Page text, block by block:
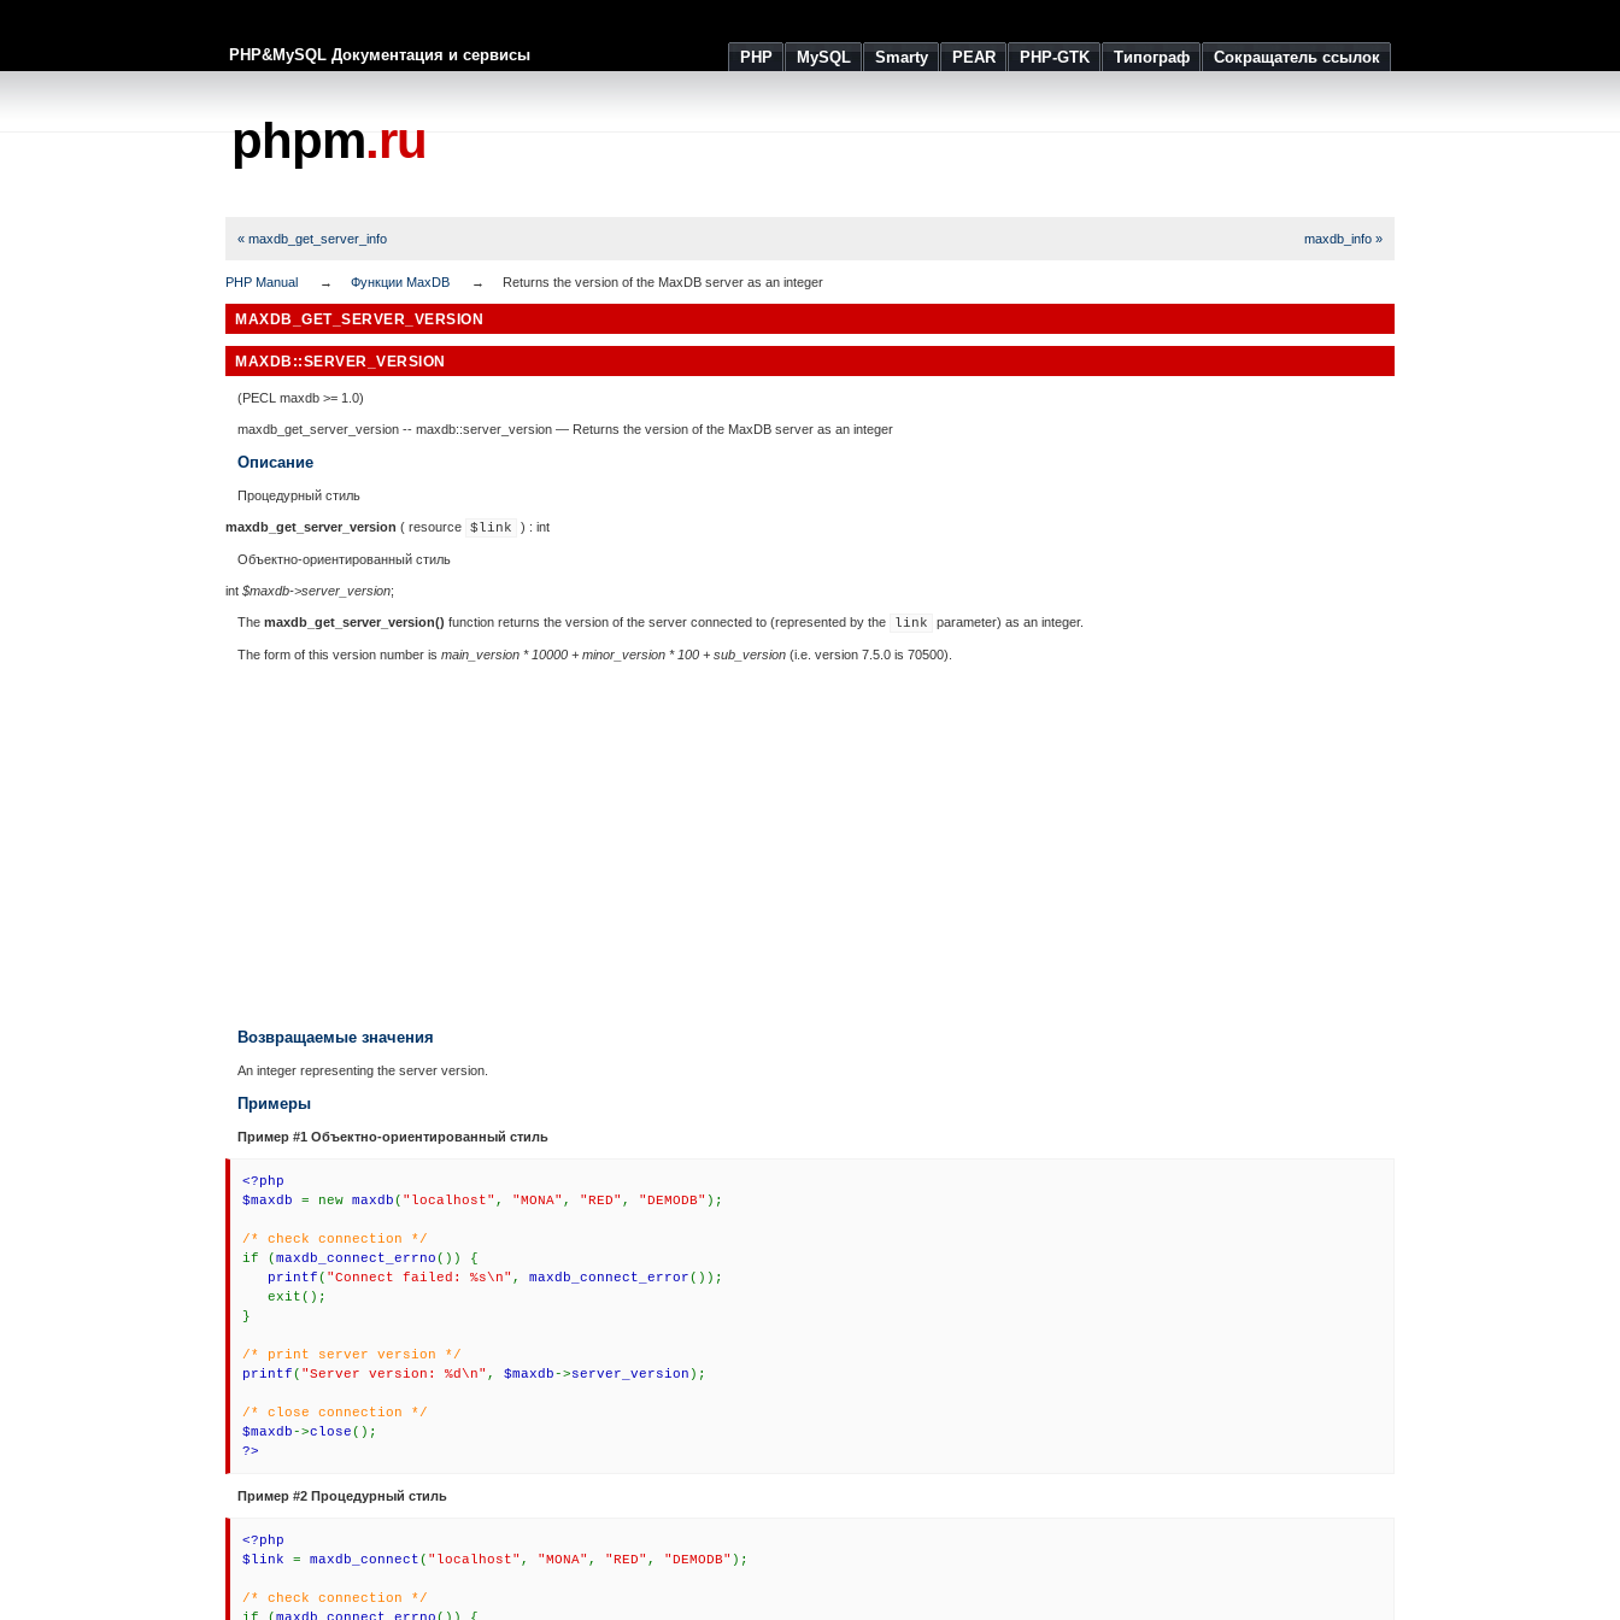
PHP&MySQL Документация и сервисы PHP MySQL Smarty PEAR PHP-GTK Типограф Сокращатель ссылок
phpm.ru
« maxdb_get_server_info maxdb_info »
PHP Manual Функции MaxDB Returns the version of the MaxDB server as an integer
MAXDB_GET_SERVER_VERSION
MAXDB::SERVER_VERSION
(PECL maxdb >= 1.0)
maxdb_get_server_version -- maxdb::server_version — Returns the version of the MaxDB server as an integer
Описание
Процедурный стиль
maxdb_get_server_version ( resource $link ) : int
Объектно-ориентированный стиль
int $maxdb->server_version;
The maxdb_get_server_version() function returns the version of the server connected to (represented by the link parameter) as an integer.
The form of this version number is main_version * 10000 + minor_version * 100 + sub_version (i.e. version 7.5.0 is 70500).
Возвращаемые значения
An integer representing the server version.
Примеры
Пример #1 Объектно-ориентированный стиль
<?php
$maxdb = new maxdb( "localhost" , "MONA" , "RED" , "DEMODB" );
/* check connection */
if (maxdb_connect_errno()) {
printf( "Connect failed: %s\n" , maxdb_connect_error());
exit();
}
/* print server version */
printf( "Server version: %d\n" , $maxdb->server_version );
/* close connection */
$maxdb->close();
?>
Пример #2 Процедурный стиль
<?php
$link = maxdb_connect( "localhost" , "MONA" , "RED" , "DEMODB" );
/* check connection */